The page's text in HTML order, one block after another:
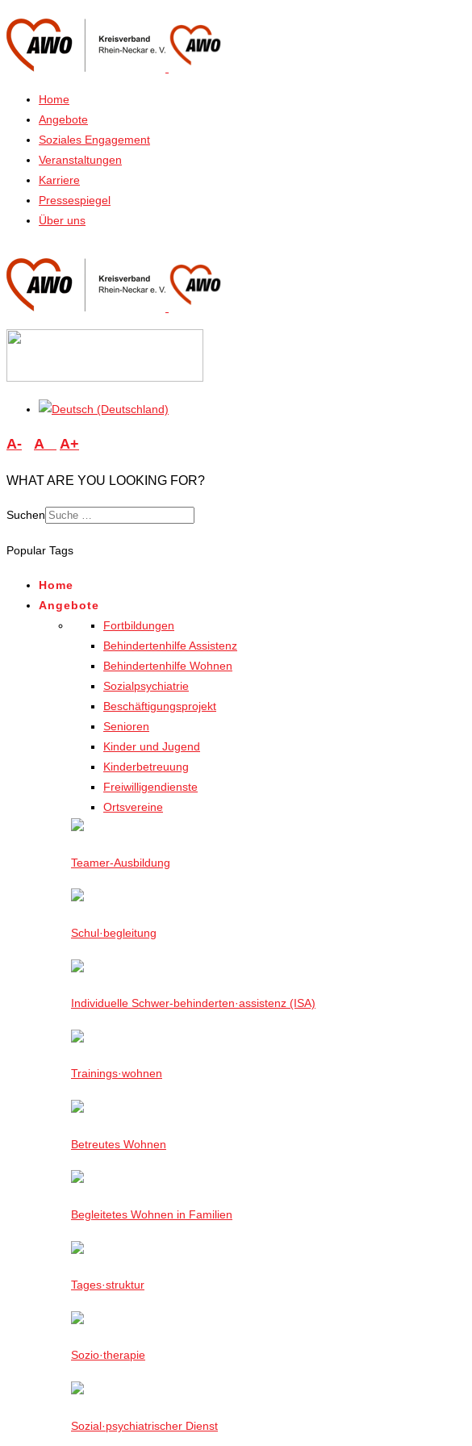
Home
Angebote
Soziales Engagement
Veranstaltungen
Karriere
Pressespiegel
Über uns
A- A A+
WHAT ARE YOU LOOKING FOR?
Suchen
for results.
Popular Tags
Home
Angebote
Fortbildungen
Behindertenhilfe Assistenz
Behindertenhilfe Wohnen
Sozialpsychiatrie
Beschäftigungsprojekt
Senioren
Kinder und Jugend
Kinderbetreuung
Freiwilligendienste
Ortsvereine
Teamer-Ausbildung
Schul·begleitung
Individuelle Schwer-behinderten·assistenz (ISA)
Trainings·wohnen
Betreutes Wohnen
Begleitetes Wohnen in Familien
Tages·struktur
Sozio·therapie
Sozial·psychiatrischer Dienst